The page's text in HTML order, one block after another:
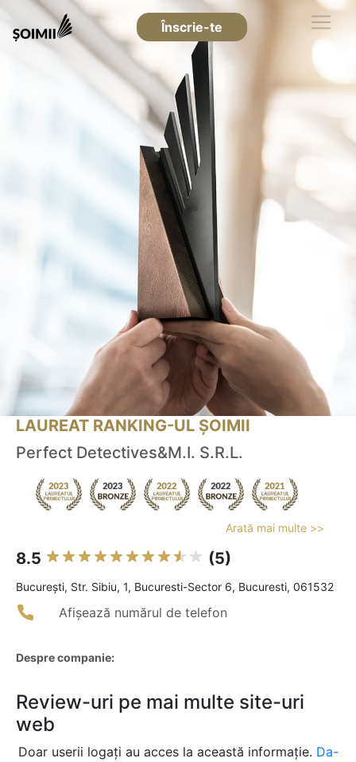
Înscrie-te
LAUREAT RANKING-UL ȘOIMII
Perfect Detectives&M.I. S.R.L.
Arată mai multe >>
8.5 (5)
Bucureşti, Str. Sibiu, 1, Bucuresti-Sector 6, Bucuresti, 061532
Afișează numărul de telefon
Despre companie:
Review-uri pe mai multe site-uri
web
Doar userii logați au acces la această informație. Da-